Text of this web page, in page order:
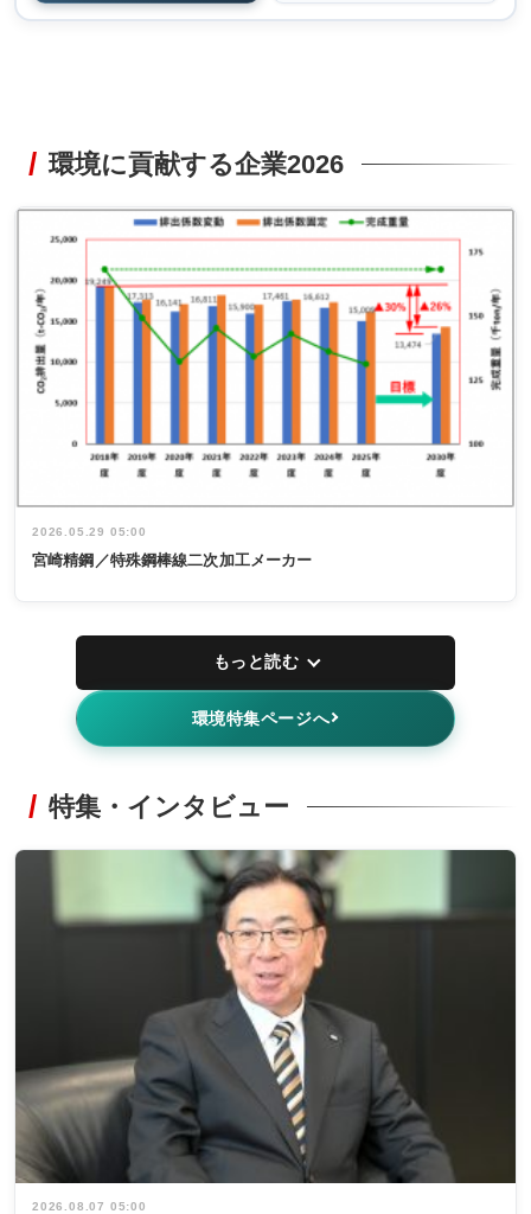
環境に貢献する企業2026
2026.05.29 05:00
宮崎精鋼／特殊鋼棒線二次加工メーカー
もっと読む
環境特集ページへ
特集・インタビュー
2026.08.07 05:00